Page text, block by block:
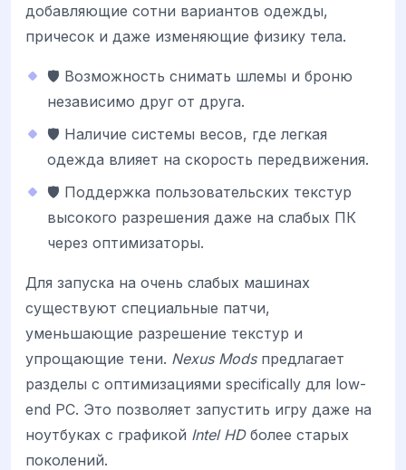
добавляющие сотни вариантов одежды,
причесок и даже изменяющие физику тела.
🛡️ Возможность снимать шлемы и броню
независимо друг от друга.
🛡️ Наличие системы весов, где легкая
одежда влияет на скорость передвижения.
🛡️ Поддержка пользовательских текстур
высокого разрешения даже на слабых ПК
через оптимизаторы.
Для запуска на очень слабых машинах
существуют специальные патчи,
уменьшающие разрешение текстур и
упрощающие тени. Nexus Modsпредлагает
разделы с оптимизациями specifically для low-
end PC. Это позволяет запустить игру даже на
ноутбуках с графикой Intel HDболее старых
поколений.